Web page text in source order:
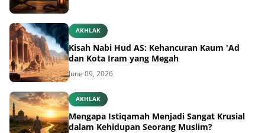
AKHLAK
Kisah Nabi Hud AS: Kehancuran Kaum 'Ad
dan Kota Iram yang Megah
June 09, 2026
AKHLAK
Mengapa Istiqamah Menjadi Sangat Krusial
dalam Kehidupan Seorang Muslim?